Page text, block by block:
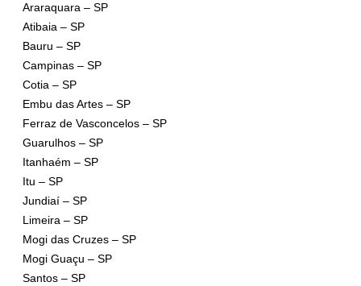
Araraquara – SP
Atibaia – SP
Bauru – SP
Campinas – SP
Cotia – SP
Embu das Artes – SP
Ferraz de Vasconcelos – SP
Guarulhos – SP
Itanhaém – SP
Itu – SP
Jundiaí – SP
Limeira – SP
Mogi das Cruzes – SP
Mogi Guaçu – SP
Santos – SP